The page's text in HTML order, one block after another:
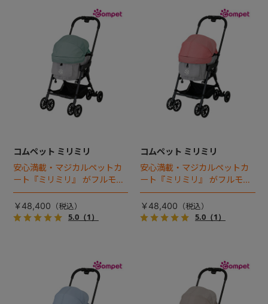
コムペット ミリミリ
安心満載・マジカルペットカ
ート『ミリミリ』 がフルモデ
ルチェンジ。 新機能「マジカ
ルフォールディング」搭載
￥48,400
5.0（1）
コムペット ミリミリ
安心満載・マジカルペットカ
ート『ミリミリ』 がフルモデ
ルチェンジ。 新機能「マジカ
ルフォールディング」搭載
￥48,400
5.0（1）